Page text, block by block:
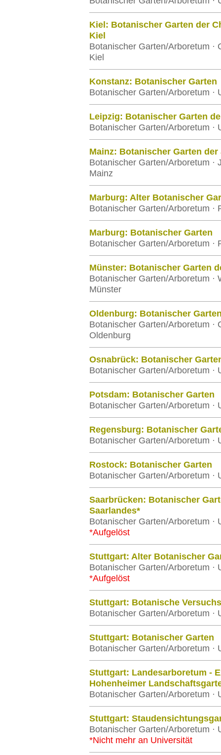
Kiel: Botanischer Garten der
Kiel
Botanischer Garten/Arboretum
Kiel
Konstanz: Botanischer Garten
Botanischer Garten/Arboretum ·
Leipzig: Botanischer Garten
Botanischer Garten/Arboretum ·
Mainz: Botanischer Garten
Botanischer Garten/Arboretum ·
Mainz
Marburg: Alter Botanischer
Botanischer Garten/Arboretum ·
Marburg: Botanischer Garten
Botanischer Garten/Arboretum ·
Münster: Botanischer Garten
Botanischer Garten/Arboretum
Münster
Oldenburg: Botanischer
Botanischer Garten/Arboretum ·
Oldenburg
Osnabrück: Botanischer
Botanischer Garten/Arboretum ·
Potsdam: Botanischer Garten
Botanischer Garten/Arboretum ·
Regensburg: Botanischer
Botanischer Garten/Arboretum ·
Rostock: Botanischer Garten
Botanischer Garten/Arboretum ·
Saarbrücken: Botanischer
Saarlandes*
Botanischer Garten/Arboretum ·
*Aufgelöst
Stuttgart: Alter Botanischer
Botanischer Garten/Arboretum ·
*Aufgelöst
Stuttgart: Botanische
Botanischer Garten/Arboretum ·
Stuttgart: Botanischer Garten
Botanischer Garten/Arboretum ·
Stuttgart: Landesarboretum -
Hohenheimer
Botanischer Garten/Arboretum ·
Stuttgart:
Botanischer Garten/Arboretum ·
*Nicht mehr an Universität